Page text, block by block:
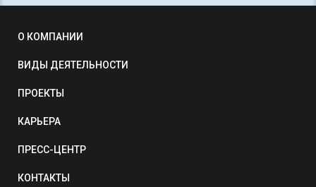
О КОМПАНИИ
ВИДЫ ДЕЯТЕЛЬНОСТИ
ПРОЕКТЫ
КАРЬЕРА
ПРЕСС-ЦЕНТР
КОНТАКТЫ